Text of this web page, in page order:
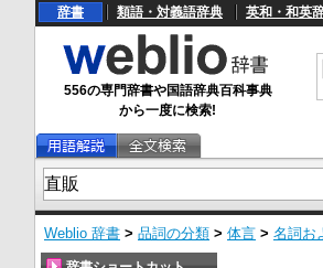
辞書 類語・対義語辞典 英和・和英
556の専門辞書や国語辞典百科事典
から一度に検索!
Weblio 辞書 > 品詞の分類 > 体言 > 名詞お